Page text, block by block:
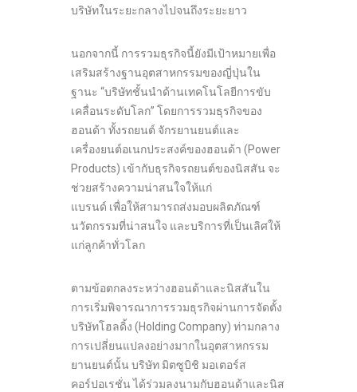
บริษัทในระยะกลางไปจนถึงระยะยาว
นอกจากนี้ การรวมธุรกิจนี้ยังมีเป้าหมายเพื่อ
เสริมสร้างฐานอุตสาหกรรมของญี่ปุ่นใน
ฐานะ “บริษัทชั้นนำด้านเทคโนโลยีการขับ
เคลื่อนระดับโลก” โดยการรวมธุรกิจของ
ฮอนด้า ทั้งรถยนต์ จักรยานยนต์และ
เครื่องยนต์อเนกประสงค์ของฮอนด้า (Power
Products) เข้ากับธุรกิจรถยนต์ของนิสสัน จะ
ช่วยสร้างความน่าสนใจให้แก่
แบรนด์ เพื่อให้สามารถส่งมอบผลิตภัณฑ์
นวัตกรรมที่น่าสนใจ และบริการที่เป็นเลิศให้
แก่ลูกค้าทั่วโลก
ตามข้อตกลงระหว่างฮอนด้าและนิสสันใน
การเริ่มพิจารณาการรวมธุรกิจผ่านการจัดตั้ง
บริษัทโฮลดิ้ง (Holding Company) ท่ามกลาง
การเปลี่ยนแปลงอย่างมากในอุตสาหกรรม
ยานยนต์นั้น บริษัท มิตซูบิชิ มอเตอร์ส
คอร์ปอเรชั่น ได้ร่วมลงนามกับฮอนด้าและนิส